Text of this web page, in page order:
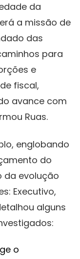
da
a missão de
das
para
e
fiscal,
avance com
Ruas.
englobando
do
da evolução
Executivo,
alguns
o